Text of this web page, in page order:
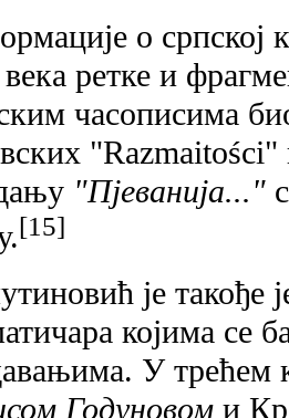
o српској
ретке и
часописима
"Razmaitości"
"Пјеванија..."
[15]
је такође
којима се
У трећем
Годуновом и